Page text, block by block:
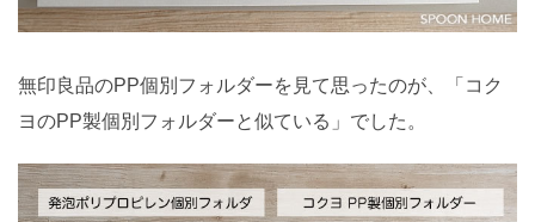
無印良品のPP個別フォルダーを見て思ったのが、「コク
ヨのPP製個別フォルダーと似ている」でした。